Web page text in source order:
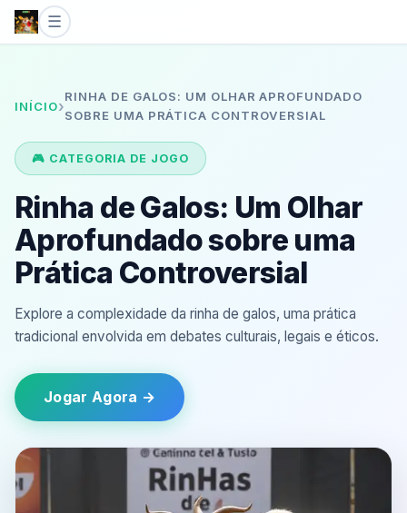
Jogos de tabuleiro
Sic Bo
Jogos de bingo
Rinha de galos
Notícias do Setor
☰
INÍCIO›
RINHA DE GALOS: UM OLHAR APROFUNDADO
SOBRE UMA PRÁTICA CONTROVERSIAL
🎮 CATEGORIA DE JOGO
Rinha de Galos: Um Olhar
Aprofundado sobre uma
Prática Controversial
Explore a complexidade da rinha de galos, uma prática
tradicional envolvida em debates culturais, legais e éticos.
Jogar Agora →